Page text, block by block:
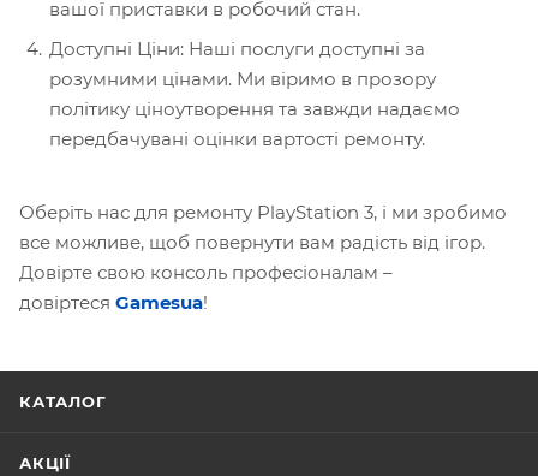
вашої приставки в робочий стан.
Доступні Ціни: Наші послуги доступні за
розумними цінами. Ми віримо в прозору
політику ціноутворення та завжди надаємо
передбачувані оцінки вартості ремонту.
Оберіть нас для ремонту PlayStation 3, і ми зробимо
все можливе, щоб повернути вам радість від ігор.
Довірте свою консоль професіоналам –
довіртеся Gamesua!
КАТАЛОГ
АКЦІЇ